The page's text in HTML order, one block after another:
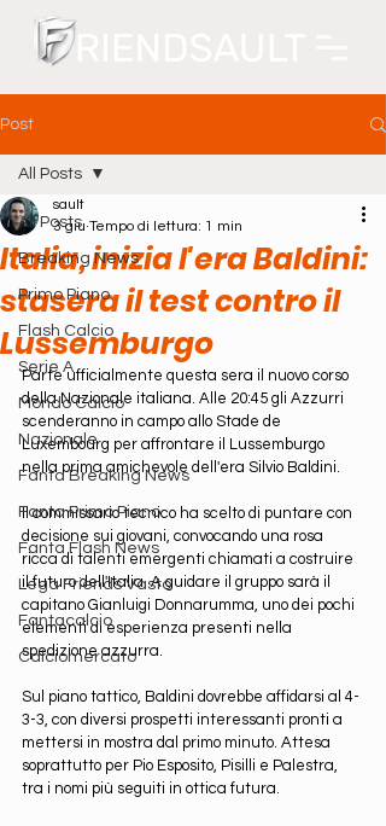
Post
All Posts
Breaking News
Primo Piano
Flash Calcio
Serie A
Mondo Calcio
Nazionale
Fanta Breaking News
Fanta Primo Piano
Fanta Flash News
Lega Friends Vasto
Fantacalcio
Calciomercato
All Posts
Italia, inizia l'era Baldini:
stasera il test contro il
Lussemburgo
sault
3 giu Tempo di lettura: 1 min
Parte ufficialmente questa sera il nuovo corso
della Nazionale italiana. Alle 20:45 gli Azzurri
scenderanno in campo allo Stade de
Luxembourg per affrontare il Lussemburgo
nella prima amichevole dell'era Silvio Baldini.
Il commissario tecnico ha scelto di puntare con
decisione sui giovani, convocando una rosa
ricca di talenti emergenti chiamati a costruire
il futuro dell'Italia. A guidare il gruppo sarà il
capitano Gianluigi Donnarumma, uno dei pochi
elementi di esperienza presenti nella
spedizione azzurra.
Sul piano tattico, Baldini dovrebbe affidarsi al 4-
3-3, con diversi prospetti interessanti pronti a
mettersi in mostra dal primo minuto. Attesa
soprattutto per Pio Esposito, Pisilli e Palestra,
tra i nomi più seguiti in ottica futura.